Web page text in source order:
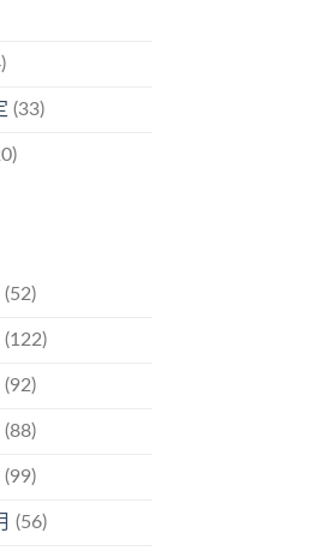
(33)
(52)
(122)
(92)
(88)
(99)
(56)